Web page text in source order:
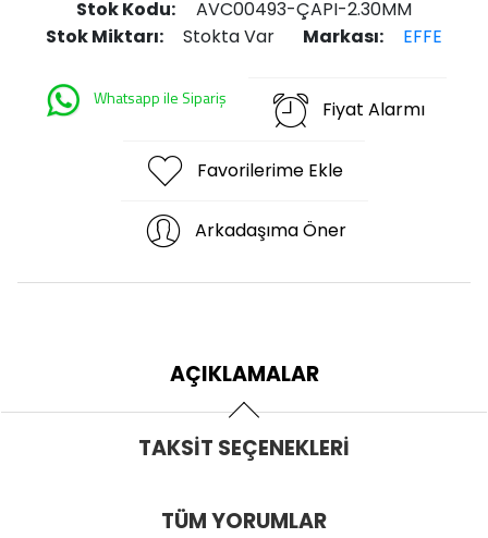
Stok Kodu:
AVC00493-ÇAPI-2.30MM
Stok Miktarı:
Stokta Var Markası: EFFE
Whatsapp ile Sipariş Fiyat Alarmı
Favorilerime Ekle
Arkadaşıma Öner
AÇIKLAMALAR
TAKSIT SEÇENEKLERI
TÜM YORUMLAR